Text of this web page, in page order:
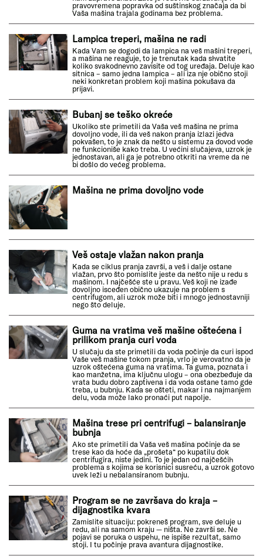
pravovremena popravka od suštinskog značaja da bi
Vaša mašina trajala godinama bez problema.
Lampica treperi, mašina ne radi
Kada Vam se dogodi da lampica na veš mašini treperi,
a mašina ne reaguje, to je trenutak kada shvatite
koliko svakodnevno zavisite od tog uređaja. Deluje kao
sitnica – samo jedna lampica – ali iza nje obično stoji
neki konkretan problem koji mašina pokušava da
prijavi.
Bubanj se teško okreće
Ukoliko ste primetili da Vaša veš mašina ne prima
dovoljno vode, ili da veš nakon pranja izlazi jedva
pokvašen, to je znak da nešto u sistemu za dovod vode
ne funkcioniše kako treba. U većini slučajeva, uzrok je
jednostavan, ali ga je potrebno otkriti na vreme da ne
bi došlo do većeg problema.
Mašina ne prima dovoljno vode
Veš ostaje vlažan nakon pranja
Kada se ciklus pranja završi, a veš i dalje ostane
vlažan, prvo što pomislite jeste da nešto nije u redu s
mašinom. I najčešće ste u pravu. Veš koji ne izađe
dovoljno isceđen obično ukazuje na problem s
centrifugom, ali uzrok može biti i mnogo jednostavniji
nego što deluje.
Guma na vratima veš mašine oštećena i
prilikom pranja curi voda
U slučaju da ste primetili da voda počinje da curi ispod
Vaše veš mašine tokom pranja, vrlo je verovatno da je
uzrok oštećena guma na vratima. Ta guma, poznata i
kao manžetna, ima ključnu ulogu – ona obezbeđuje da
vrata budu dobro zaptivena i da voda ostane tamo gde
treba, u bubnju. Kada se ošteti, makar i na najmanjem
delu, voda može lako pronaći put napolje.
Mašina trese pri centrifugi – balansiranje
bubnja
Ako ste primetili da Vaša veš mašina počinje da se
trese kao da hoće da „prošeta“ po kupatilu dok
centrifugira, niste jedini. To je jedan od najčešćih
problema s kojima se korisnici susreću, a uzrok gotovo
uvek leži u nebalansiranom bubnju.
Program se ne završava do kraja –
dijagnostika kvara
Zamislite situaciju: pokreneš program, sve deluje u
redu, ali na samom kraju — ništa. Ne završi se. Ne
pojavi se poruka o uspehu, ne ispiše rezultat, samo
stoji. I tu počinje prava avantura dijagnostike.